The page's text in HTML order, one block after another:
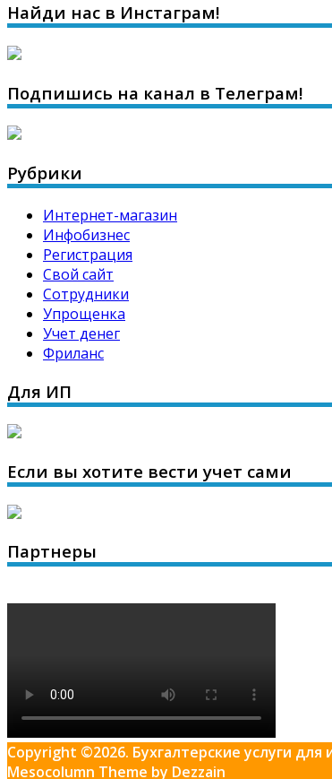
Найди нас в Инстаграм!
Подпишись на канал в Телеграм!
Рубрики
Интернет-магазин
Инфобизнес
Регистрация
Свой сайт
Сотрудники
Упрощенка
Учет денег
Фриланс
Для ИП
Если вы хотите вести учет сами
Партнеры
Copyright ©2026. Бухгалтерские услуги
Mesocolumn Theme by Dezzain